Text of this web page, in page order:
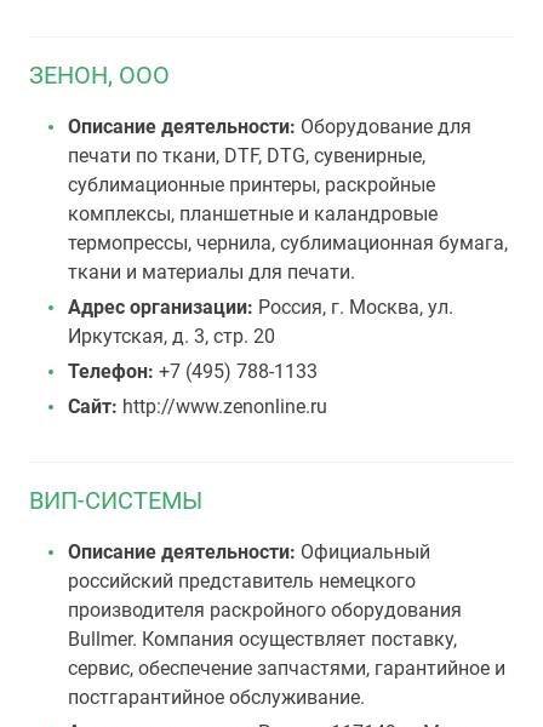
ЗЕНОН, ООО
Описание деятельности: Оборудование для
печати по ткани, DTF, DTG, сувенирные,
сублимационные принтеры, раскройные
комплексы, планшетные и каландровые
термопрессы, чернила, сублимационная бумага,
ткани и материалы для печати.
Адрес организации: Россия, г. Москва, ул.
Иркутская, д. 3, стр. 20
Телефон: +7 (495) 788-1133
Сайт: http://www.zenonline.ru
ВИП-СИСТЕМЫ
Описание деятельности: Официальный
российский представитель немецкого
производителя раскройного оборудования
Bullmer. Компания осуществляет поставку,
сервис, обеспечение запчастями, гарантийное и
постгарантийное обслуживание.